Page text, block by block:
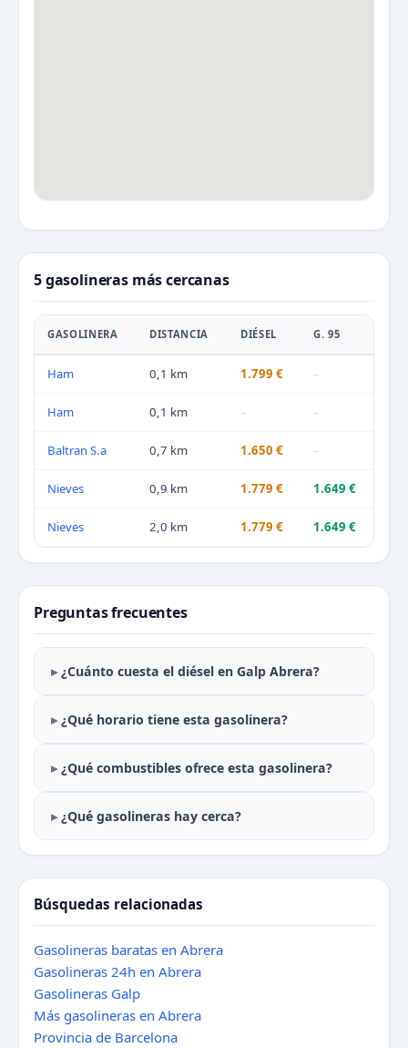
5 gasolineras más cercanas
GASOLINERA DISTANCIA DIÉSEL G. 95
Ham 0,1 km 1.799 € –
Ham 0,1 km – –
Baltran S.a 0,7 km 1.650 € –
Nieves 0,9 km 1.779 € 1.649 €
Nieves 2,0 km 1.779 € 1.649 €
Preguntas frecuentes
¿Cuánto cuesta el diésel en Galp Abrera?
¿Qué horario tiene esta gasolinera?
¿Qué combustibles ofrece esta gasolinera?
¿Qué gasolineras hay cerca?
Búsquedas relacionadas
Gasolineras baratas en Abrera
Gasolineras 24h en Abrera
Gasolineras Galp
Más gasolineras en Abrera
Provincia de Barcelona